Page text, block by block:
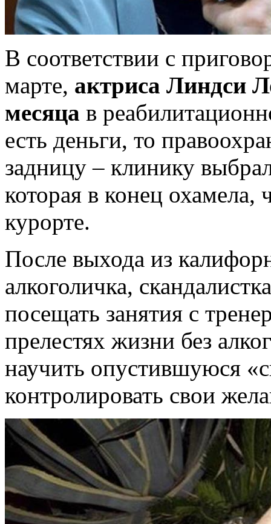
В соответствии с
марте, актриса Линдси
месяца в
есть деньги, то
задницу – клинику
которая в конец охамела,
курорте.
После выхода из
алкоголичка,
посещать занятия с
прелестях жизни без
научить опустившуюся
контролировать свои